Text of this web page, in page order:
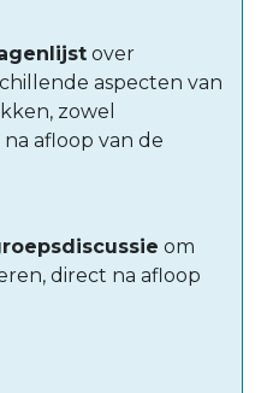
over
aspecten van
zowel
afloop van de
om
direct na afloop